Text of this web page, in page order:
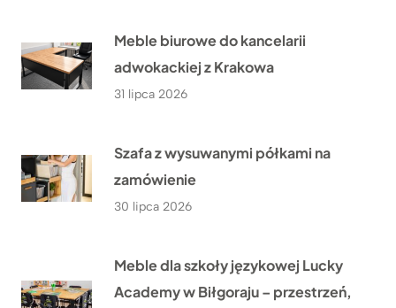
Meble biurowe do kancelarii
adwokackiej z Krakowa
31 lipca 2026
Szafa z wysuwanymi półkami na
zamówienie
30 lipca 2026
Meble dla szkoły językowej Lucky
Academy w Biłgoraju – przestrzeń,